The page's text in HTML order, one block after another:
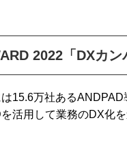
2022「DXカン
15.6万社ある
活用して業務のDX化